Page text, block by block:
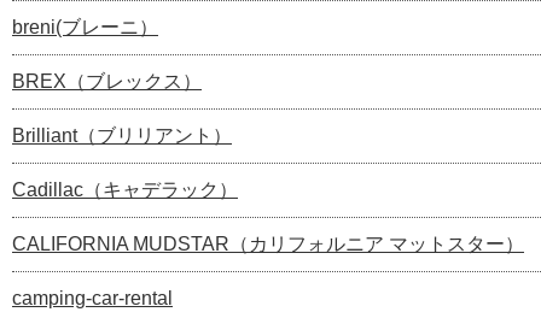
breni(ブレーニ）
BREX（ブレックス）
Brilliant（ブリリアント）
Cadillac（キャデラック）
CALIFORNIA MUDSTAR（カリフォルニア マットスター）
camping-car-rental